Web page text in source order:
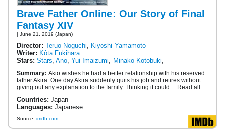
Brave Father Online: Our Story of Final
Fantasy XIV
| June 21, 2019 (Japan)
Director: Teruo Noguchi, Kiyoshi Yamamoto
Writer: Kôta Fukihara
Stars: Stars, Ano, Yui Imaizumi, Minako Kotobuki,
Summary: Akio wishes he had a better relationship with his reserved
father Akira. One day Akira suddenly quits his job and retires without
giving out any explanation to the family. Thinking it could ... Read all
Countries: Japan
Languages: Japanese
Source: imdb.com